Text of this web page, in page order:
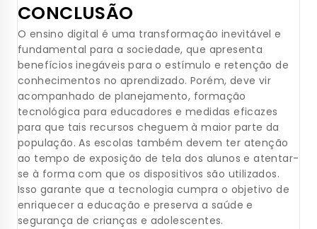
CONCLUSÃO
O ensino digital é uma transformação inevitável e
fundamental para a sociedade, que apresenta
benefícios inegáveis para o estímulo e retenção de
conhecimentos no aprendizado. Porém, deve vir
acompanhado de planejamento, formação
tecnológica para educadores e medidas eficazes
para que tais recursos cheguem à maior parte da
população. As escolas também devem ter atenção
ao tempo de exposição de tela dos alunos e atentar-
se à forma com que os dispositivos são utilizados.
Isso garante que a tecnologia cumpra o objetivo de
enriquecer a educação e preserva a saúde e
segurança de crianças e adolescentes.